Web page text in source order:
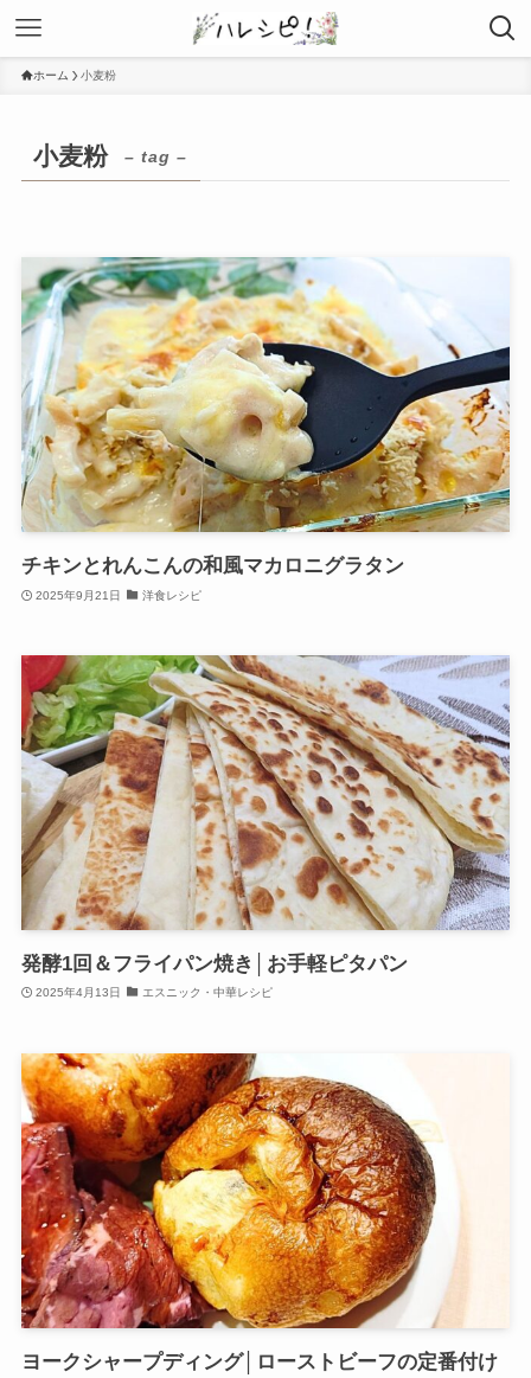
ホーム 小麦粉
小麦粉 – tag –
チキンとれんこんの和風マカロニグラタン
2025年9月21日 洋食レシピ
発酵1回＆フライパン焼き│お手軽ピタパン
2025年4月13日 エスニック・中華レシピ
ヨークシャープディング│ローストビーフの定番付け